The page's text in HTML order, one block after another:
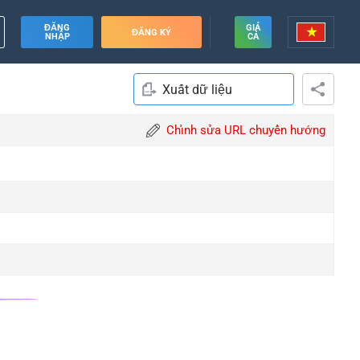
ĐĂNG
NHẬP
ĐĂNG KÝ
GIÁ
CẢ
Xuất dữ liệu
Chỉnh sửa URL chuyển hướng